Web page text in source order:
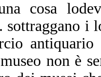
cosa
i
antiquario
non è